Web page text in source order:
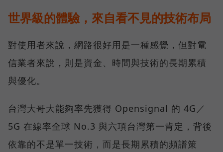
世界級的體驗，來自看不見的技術布局
對使用者來說，網路很好用是一種感覺，但對電
信業者來說，則是資金、時間與技術的長期累積
與優化。
台灣大哥大能夠率先獲得 Opensignal 的 4G／
5G 在線率全球 No.3 與六項台灣第一肯定，背後
依靠的不是單一技術，而是長期累積的頻譜策